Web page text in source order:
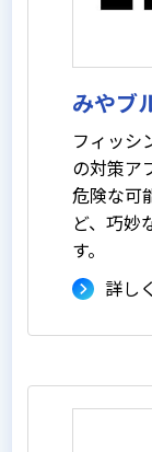
みやブ
フィッシ
の対策ア
危険な可
ど、巧妙
す。
詳し